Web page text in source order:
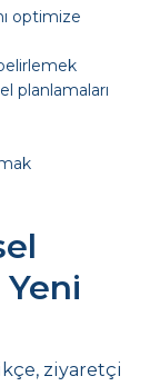
optimize
planlamaları
ziyaretçi